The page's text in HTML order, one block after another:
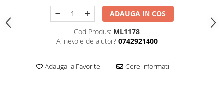
ADAUGA IN COS
Cod Produs: ML1178
Ai nevoie de ajutor? 0742921400
Adauga la Favorite Cere informatii